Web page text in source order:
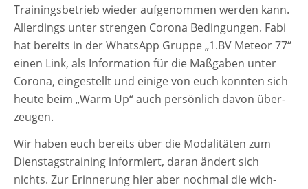
Trainingsbetrieb wie­der auf­ge­nom­men wer­den kann.
Allerdings unter stren­gen Corona Bedingungen. Fabi
hat bereits in der WhatsApp Gruppe „1.BV Meteor 77“
einen Link, als Information für die Maßgaben unter
Corona, ein­ge­stellt und eini­ge von euch konn­ten sich
heu­te beim „Warm Up“ auch per­sön­lich davon über­
zeu­gen.
Wir haben euch bereits über die Modalitäten zum
Dienstagstraining infor­miert, dar­an ändert sich
nichts. Zur Erinnerung hier aber noch­mal die wich­